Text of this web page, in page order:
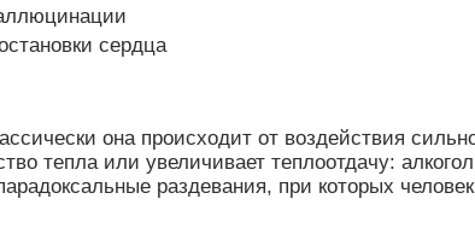
сердца
она происходит от воздействия
тепла или увеличивает теплоотдачу:
раздевания, при которых